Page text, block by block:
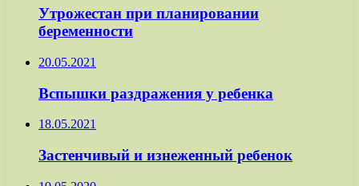
Утрожестан при планировании
беременности
20.05.2021
Вспышки раздражения у ребенка
18.05.2021
Застенчивый и изнеженный ребенок